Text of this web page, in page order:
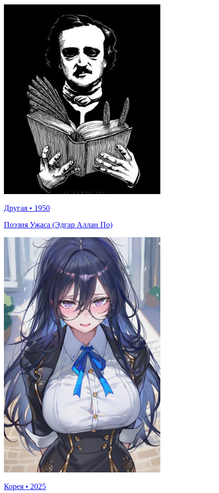
Другая • 1950
Поэзия Ужаса (Эдгар Аллан По)
Корея • 2025